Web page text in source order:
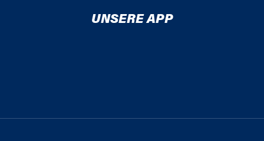
UNSERE APP